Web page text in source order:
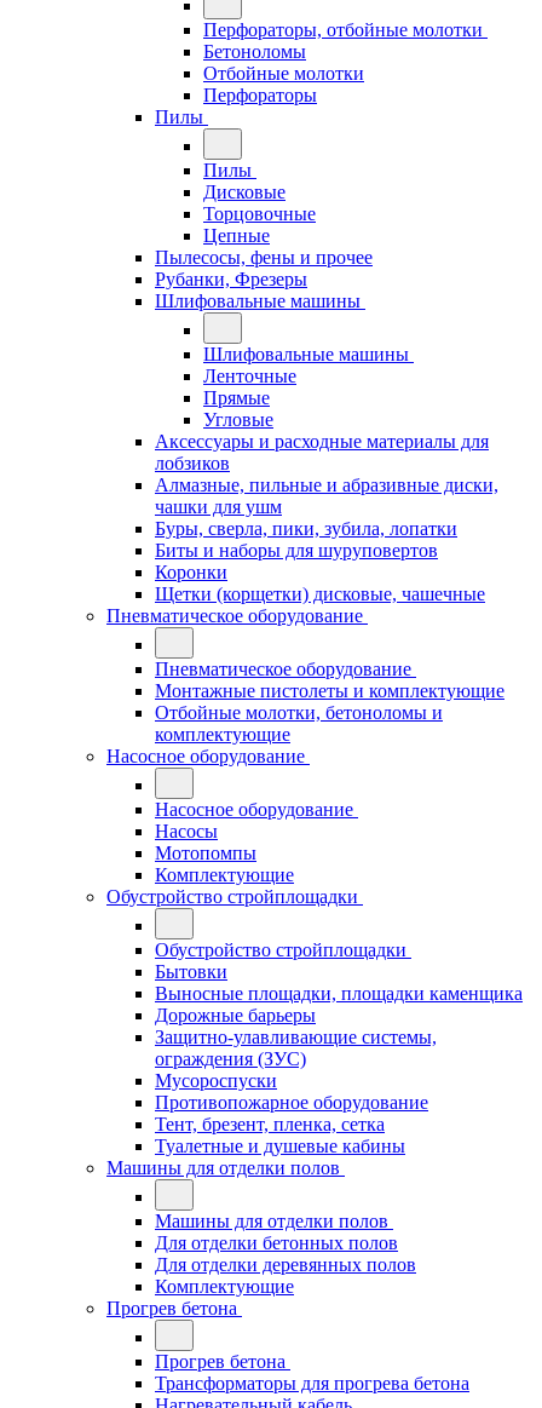
Перфораторы, отбойные молотки
Бетоноломы
Отбойные молотки
Перфораторы
Пилы
Пилы
Дисковые
Торцовочные
Цепные
Пылесосы, фены и прочее
Рубанки, Фрезеры
Шлифовальные машины
Шлифовальные машины
Ленточные
Прямые
Угловые
Аксессуары и расходные материалы для
лобзиков
Алмазные, пильные и абразивные диски,
чашки для ушм
Буры, сверла, пики, зубила, лопатки
Биты и наборы для шуруповертов
Коронки
Щетки (корщетки) дисковые, чашечные
Пневматическое оборудование
Пневматическое оборудование
Монтажные пистолеты и комплектующие
Отбойные молотки, бетоноломы и
комплектующие
Насосное оборудование
Насосное оборудование
Насосы
Мотопомпы
Комплектующие
Обустройство стройплощадки
Обустройство стройплощадки
Бытовки
Выносные площадки, площадки каменщика
Дорожные барьеры
Защитно-улавливающие системы,
ограждения (ЗУС)
Мусороспуски
Противопожарное оборудование
Тент, брезент, пленка, сетка
Туалетные и душевые кабины
Машины для отделки полов
Машины для отделки полов
Для отделки бетонных полов
Для отделки деревянных полов
Комплектующие
Прогрев бетона
Прогрев бетона
Трансформаторы для прогрева бетона